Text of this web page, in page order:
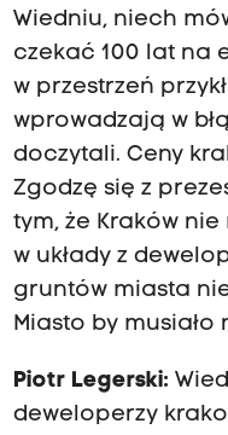
Wiedniu, niech
czekać 100 lat na
w przestrzeń
wprowadzają w
doczytali. Ceny
Zgodzę się z
tym, że Kraków
w układy z
gruntów miasta
Miasto by
Piotr Legerski:
deweloperzy